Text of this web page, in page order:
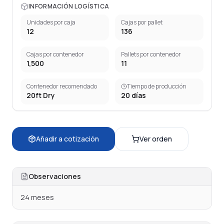
INFORMACIÓN LOGÍSTICA
Unidades por caja
12
Cajas por pallet
136
Cajas por contenedor
1,500
Pallets por contenedor
11
Contenedor recomendado
20ft Dry
Tiempo de producción
20 días
Añadir a cotización Ver orden
Observaciones
24 meses